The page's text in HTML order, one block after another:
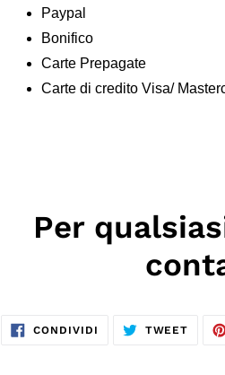
Paypal
Bonifico
Carte Prepagate
Carte di credito Visa/
Per
CONDIVIDI CONDIVIDITWEET